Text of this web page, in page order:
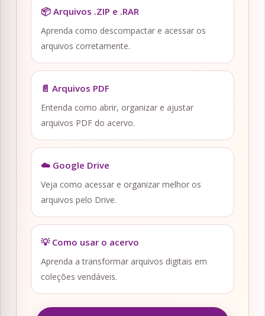
📦 Arquivos .ZIP e .RAR
Aprenda como descompactar e acessar os
arquivos corretamente.
📄 Arquivos PDF
Entenda como abrir, organizar e ajustar
arquivos PDF do acervo.
☁️ Google Drive
Veja como acessar e organizar melhor os
arquivos pelo Drive.
💡 Como usar o acervo
Aprenda a transformar arquivos digitais em
coleções vendáveis.